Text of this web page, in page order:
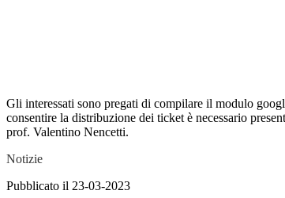
Gli interessati sono pregati di compilare il modulo
consentire la distribuzione dei ticket è necessario
prof. Valentino Nencetti.
Notizie
Pubblicato il 23-03-2023